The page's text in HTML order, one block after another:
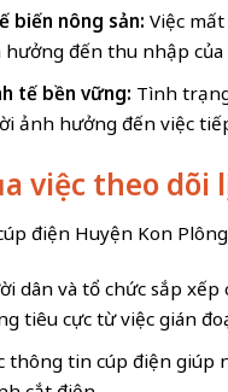
biến nông sản:Việc
đến thu nhập của
tế bền vững: Tình
ảnh hưởng đến việc
việc theo
điện Huyện Kon
dân và tổ chức sắp
tiêu cực từ việc gián
thông tin cúp điện giúp